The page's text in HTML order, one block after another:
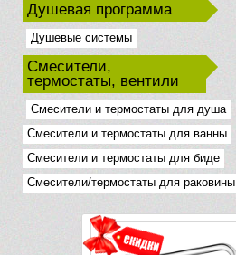
Душевая программа
Душевые системы
Смесители,
термостаты, вентили
Смесители и термостаты для душа
Смесители и термостаты для ванны
Смесители и термостаты для биде
Смесители/термостаты для раковины